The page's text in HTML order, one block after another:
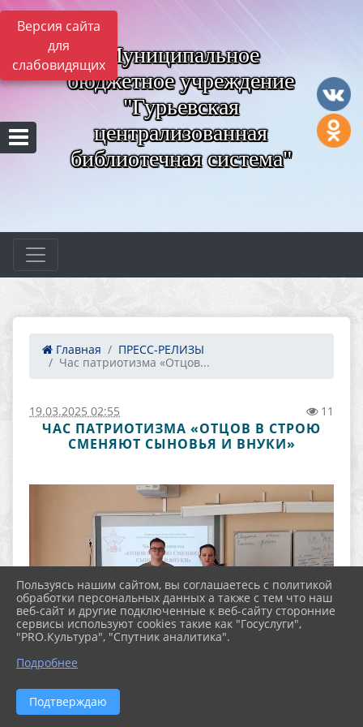
Версия сайта
для
слабовидящих Муниципальное
бюджетное учреждение
"Гурьевская
централизованная
библиотечная система"
Главная
ПРЕСС-РЕЛИЗЫ
Час патриотизма «Отцов...
19.03.2025 02:55 11
ЧАС ПАТРИОТИЗМА «ОТЦОВ В СТРОЮ
СМЕНЯЮТ СЫНОВЬЯ И ВНУКИ»
Пользуясь нашим сайтом, вы соглашаетесь с политикой
обработки персональных данных а также с тем что наш
веб-сайт и другие подключенные к веб-сайту сторонние
сервисы используют cookies такие как "Госуслуги",
"PRO.Культура", "Спутник аналитика".
Подробнее
Подтверждаю